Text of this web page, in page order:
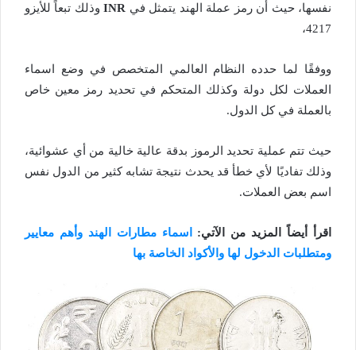
نفسها، حيث أن رمز عملة الهند يتمثل في INRوذلك تبعاً للأيزو
4217،
ووفقًا لما حدده النظام العالمي المتخصص في وضع اسماء
العملات لكل دولة وكذلك المتحكم في تحديد رمز معين خاص
بالعملة في كل الدول.
حيث تتم عملية تحديد الرموز بدقة عالية خالية من أي عشوائية،
وذلك تفاديًا لأي خطأ قد يحدث نتيجة تشابه كثير من الدول نفس
اسم بعض العملات.
اقرأ أيضاً المزيد من الآتي:
اسماء مطارات الهند وأهم معايير
ومتطلبات الدخول لها والأكواد الخاصة بها